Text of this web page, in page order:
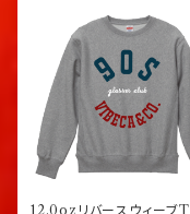
12.0ozリバースウィーブ